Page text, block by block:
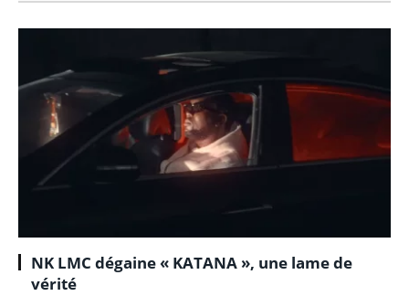
NK LMC dégaine « KATANA », une lame de
vérité